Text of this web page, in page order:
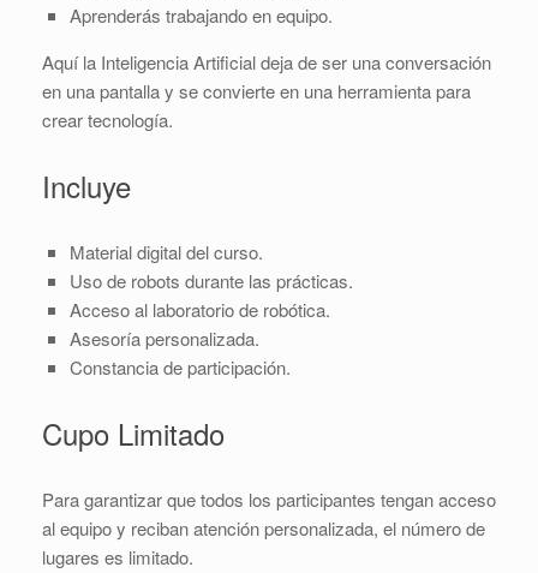
Aprenderás trabajando en equipo.
Aquí la Inteligencia Artificial deja de ser una conversación
en una pantalla y se convierte en una herramienta para
crear tecnología.
Incluye
Material digital del curso.
Uso de robots durante las prácticas.
Acceso al laboratorio de robótica.
Asesoría personalizada.
Constancia de participación.
Cupo Limitado
Para garantizar que todos los participantes tengan acceso
al equipo y reciban atención personalizada, el número de
lugares es limitado.